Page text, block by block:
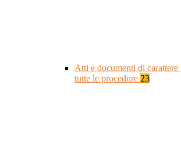
Atti e documenti di carattere
tutte le procedure 23